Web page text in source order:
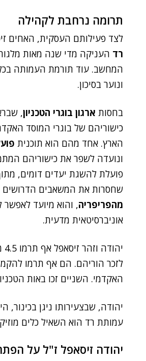
תרומה נרחבת לקהילה
לצד פעילותם העסקית, האחים
רד העניקה מדי שנה מאות
ונוער בסיכון.
בחסות ארגון בוגרי הטכניון,
כישוריהם של בוגרי המוסד
הארץ. אחד מהם הוא תוכנית
ונועדה לשפר את כישוריהם
פועלת להשגת יעדים דומים,
שחסרות את המשאבים הדרושים
מהפריפריה, והוא מיועד
אוניברסיטאית מדעית.
לזכר הוריהם. הם אף תרמו
האקדמי. השניים זכו באות
יהודה, שבצעירותו ניגן בכינור,
עמותת רד הוא השאיל כלים
יהודה זיסאפל ז"ל על